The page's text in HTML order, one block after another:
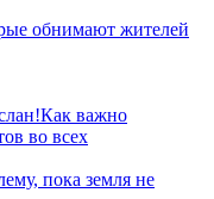
обнимают жителей
важно
во всех
пока земля не